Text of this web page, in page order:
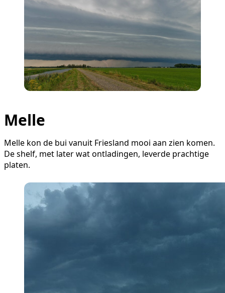
Melle
Melle kon de bui vanuit Friesland mooi aan zien komen.
De shelf, met later wat ontladingen, leverde prachtige
platen.